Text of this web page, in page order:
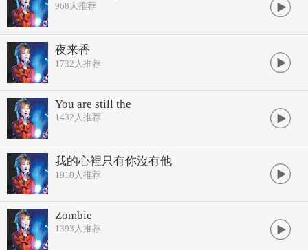
968 人推荐
夜来香
1732 人推荐
You are still the
1432 人推荐
我的心裡只有你沒有他
1910 人推荐
Zombie
1393 人推荐